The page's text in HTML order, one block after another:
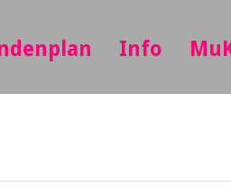
Info